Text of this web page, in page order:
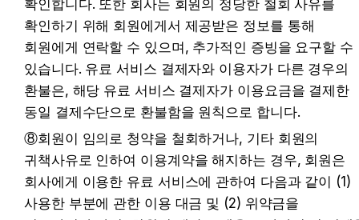
확인합니다. 또한 회사는 회원의 정당한 철회 사유를
확인하기 위해 회원에게서 제공받은 정보를 통해
회원에게 연락할 수 있으며, 추가적인 증빙을 요구할 수
있습니다. 유료 서비스 결제자와 이용자가 다른 경우의
환불은, 해당 유료 서비스 결제자가 이용요금을 결제한
동일 결제수단으로 환불함을 원칙으로 합니다.
⑧회원이 임의로 청약을 철회하거나, 기타 회원의
귀책사유로 인하여 이용계약을 해지하는 경우, 회원은
회사에게 이용한 유료 서비스에 관하여 다음과 같이 (1)
사용한 부분에 관한 이용 대금 및 (2) 위약금을